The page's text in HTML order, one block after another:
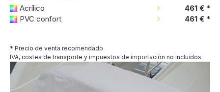
Acrílico
461 € *
PVC confort
461 € *
* Precio de venta recomendado
IVA, costes de transporte y impuestos de importación no incluidos